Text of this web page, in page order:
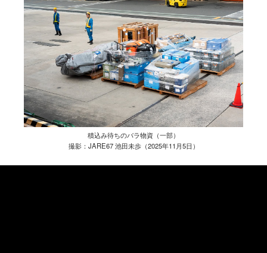
積込み待ちのバラ物資（一部）
撮影：JARE67 池田未歩（2025年11月5日）